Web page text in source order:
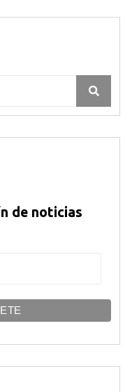
de noticias